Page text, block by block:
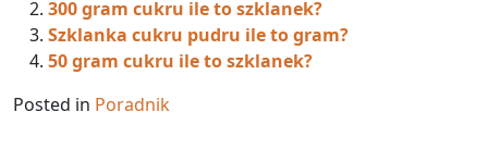
300 gram cukru ile to szklanek?
Szklanka cukru pudru ile to gram?
50 gram cukru ile to szklanek?
Posted in Poradnik